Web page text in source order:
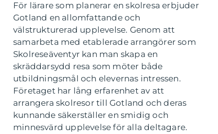
För lärare som planerar en skolresa erbjuder
Gotland en allomfattande och
välstrukturerad upplevelse. Genom att
samarbeta med etablerade arrangörer som
Skolreseäventyr kan man skapa en
skräddarsydd resa som möter både
utbildningsmål och elevernas intressen.
Företaget har lång erfarenhet av att
arrangera skolresor till Gotland och deras
kunnande säkerställer en smidig och
minnesvärd upplevelse för alla deltagare.